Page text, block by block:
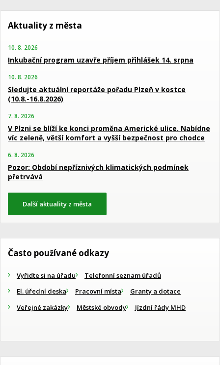
Aktuality z města
10. 8. 2026
Inkubační program uzavře příjem přihlášek 14. srpna
10. 8. 2026
Sledujte aktuální reportáže pořadu Plzeň v kostce
(10.8.-16.8.2026)
7. 8. 2026
V Plzni se blíží ke konci proměna Americké ulice. Nabídne
víc zeleně, větší komfort a vyšší bezpečnost pro chodce
6. 8. 2026
Pozor: Období nepříznivých klimatických podmínek
přetrvává
Další aktuality z města
Často používané odkazy
Vyřiďte si na úřadu
Telefonní seznam úřadů
El. úřední deska
Pracovní místa
Granty a dotace
Veřejné zakázky
Městské obvody Jízdní řády MHD